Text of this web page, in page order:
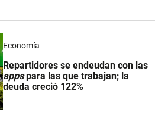
Economía
Repartidores se endeudan con las
appspara las que trabajan; la
deuda creció 122%